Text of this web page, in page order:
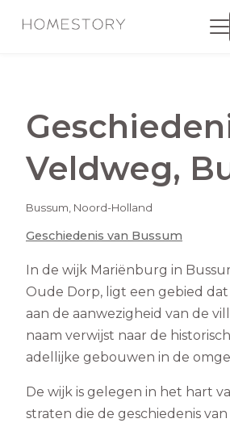
Veldweg,
Bussum, Noord-Holland
Geschiedenis van Bussum
In de wijk Mariënburg in
Oude Dorp, ligt een gebied
aan de aanwezigheid van de
naam verwijst naar de
adellijke gebouwen in de
De wijk is gelegen in het hart
straten die de geschiedenis